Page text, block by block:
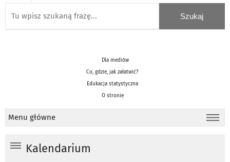
Dla mediów
Co, gdzie, jak załatwić?
Edukacja statystyczna
O stronie
Menu główne
Kalendarium